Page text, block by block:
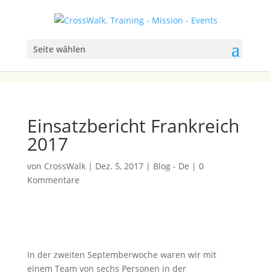
Seite wählen
Einsatzbericht Frankreich
2017
von CrossWalk| Dez. 5, 2017| Blog - De | 0
Kommentare
In der zweiten Septemberwoche waren wir mit
einem Team von sechs Personen in der